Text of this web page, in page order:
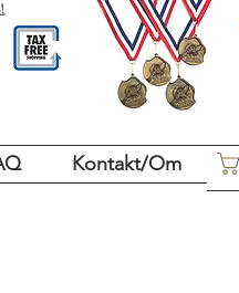
Kontakt/Om